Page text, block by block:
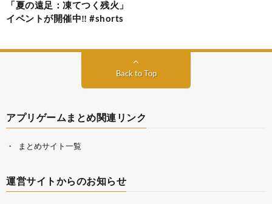
「夏の遠足：凍てつく残火」
イベントが開催中‼ #shorts
Back to Top
アプリゲームまとめ関連リンク
まとめサイト一覧
運営サイトからのお知らせ